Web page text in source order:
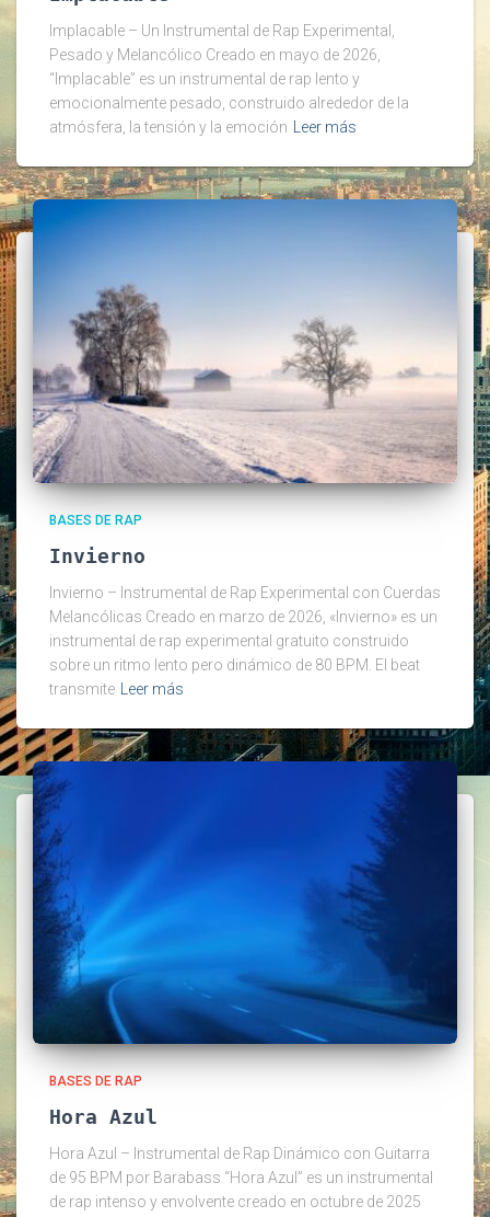
Implacable – Un Instrumental de Rap Experimental,
Pesado y Melancólico Creado en mayo de 2026,
“Implacable” es un instrumental de rap lento y
emocionalmente pesado, construido alrededor de la
atmósfera, la tensión y la emoción
Leer más
BASES DE RAP
Invierno
Invierno – Instrumental de Rap Experimental con Cuerdas
Melancólicas Creado en marzo de 2026, «Invierno» es un
instrumental de rap experimental gratuito construido
sobre un ritmo lento pero dinámico de 80 BPM. El beat
transmite Leer más
BASES DE RAP
Hora Azul
Hora Azul – Instrumental de Rap Dinámico con Guitarra
de 95 BPM por Barabass “Hora Azul” es un instrumental
de rap intenso y envolvente creado en octubre de 2025